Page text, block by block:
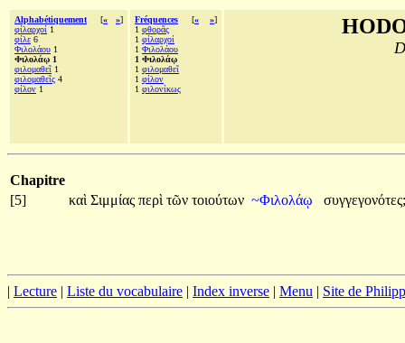
Alphabétiquement [« »]
φίλαρχοί 1
φίλε 6
Φιλολάου 1
Φιλολάῳ 1
φιλομαθεῖ 1
φιλομαθεῖς 4
φίλον 1
Fréquences [« »]
1 φθορᾶς
1 φίλαρχοί
1 Φιλολάου
1 Φιλολάῳ
1 φιλομαθεῖ
1 φίλον
1 φιλονίκως
Chapitre
[5]
καὶ Σιμμίας περὶ τῶν τοιούτων ~Φιλολάῳ συγγεγονότες;
| Lecture | Liste du vocabulaire | Index inverse | Menu | Site de